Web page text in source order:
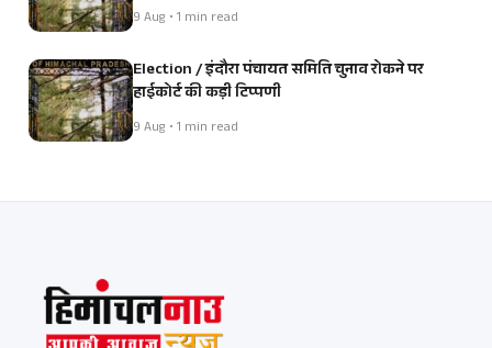
9 Aug • 1 min read
Election / इंदौरा पंचायत समिति चुनाव रोकने पर
हाईकोर्ट की कड़ी टिप्पणी
9 Aug • 1 min read